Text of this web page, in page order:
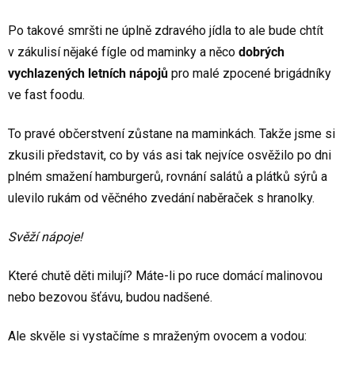
Po takové smršti ne úplně zdravého jídla to ale bude chtít
v zákulisí nějaké fígle od maminky a něco dobrých
vychlazených letních nápojů pro malé zpocené brigádníky
ve fast foodu.
To pravé občerstvení zůstane na maminkách. Takže jsme si
zkusili představit, co by vás asi tak nejvíce osvěžilo po dni
plném smažení hamburgerů, rovnání salátů a plátků sýrů a
ulevilo rukám od věčného zvedání naběraček s hranolky.
Svěží nápoje!
Které chutě děti milují? Máte-li po ruce domácí malinovou
nebo bezovou šťávu, budou nadšené.
Ale skvěle si vystačíme s mraženým ovocem a vodou: